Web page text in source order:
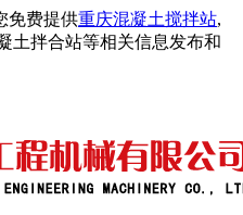
免费提供重庆混凝土搅拌站,
土拌合站等相关信息发布和